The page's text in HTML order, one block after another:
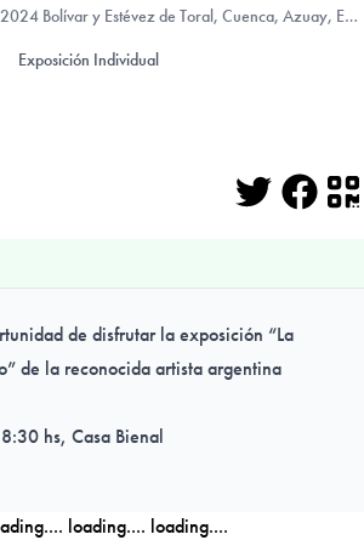
Bolívar y Estévez de Toral, Cuenca, Azuay, Ecuador
Exposición Individual
de disfrutar la exposición “La
de la reconocida artista argentina
hs, Casa Bienal
loading.... loading....